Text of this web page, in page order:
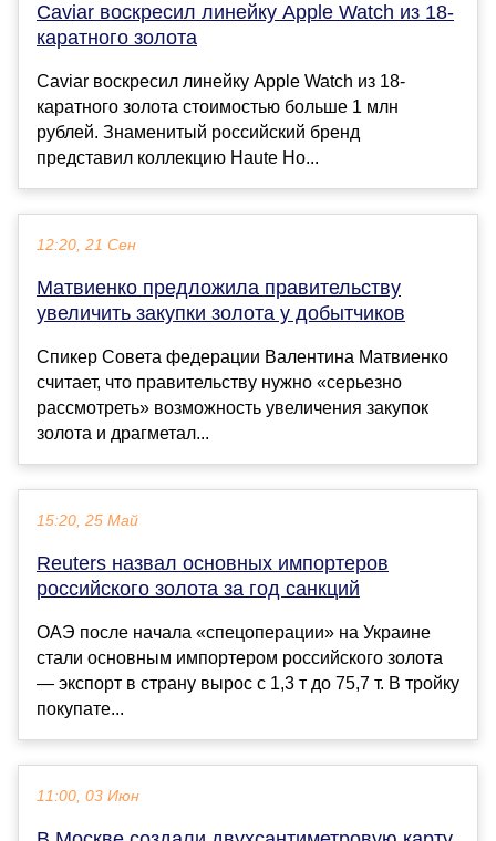
Caviar воскресил линейку Apple Watch из 18-
каратного золота
Caviar воскресил линейку Apple Watch из 18-
каратного золота стоимостью больше 1 млн
рублей. Знаменитый российский бренд
представил коллекцию Haute Ho...
12:20, 21 Сен
Матвиенко предложила правительству
увеличить закупки золота у добытчиков
Спикер Совета федерации Валентина Матвиенко
считает, что правительству нужно «серьезно
рассмотреть» возможность увеличения закупок
золота и драгметал...
15:20, 25 Май
Reuters назвал основных импортеров
российского золота за год санкций
ОАЭ после начала «спецоперации» на Украине
стали основным импортером российского золота
— экспорт в страну вырос с 1,3 т до 75,7 т. В тройку
покупате...
11:00, 03 Июн